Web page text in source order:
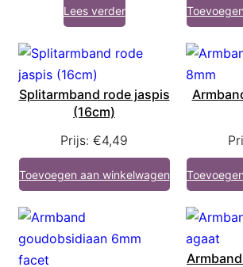
Lees verder
Splitarmband rode jaspis
(16cm)
Prijs: €4,49
Toevoegen aan winkelwagen